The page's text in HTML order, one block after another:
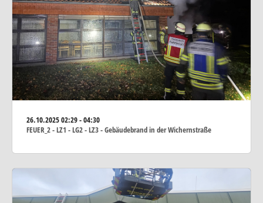
26.10.202502:29 - 04:30
FEUER_2 - LZ1 - LG2 - LZ3 - Gebäudebrand in der Wichernstraße